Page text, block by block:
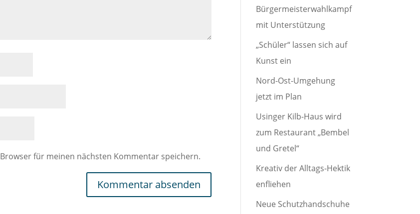
für meinen nächsten Kommentar speichern.
Bürgermeisterwahlkampf
mit Unterstützung
„Schüler“ lassen sich auf
Kunst ein
Nord-Ost-Umgehung
jetzt im Plan
Usinger Kilb-Haus wird
zum Restaurant „Bembel
und Gretel“
Kreativ der Alltags-Hektik
enfliehen
Neue Schutzhandschuhe